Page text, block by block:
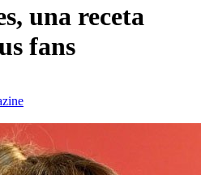
una receta
fans